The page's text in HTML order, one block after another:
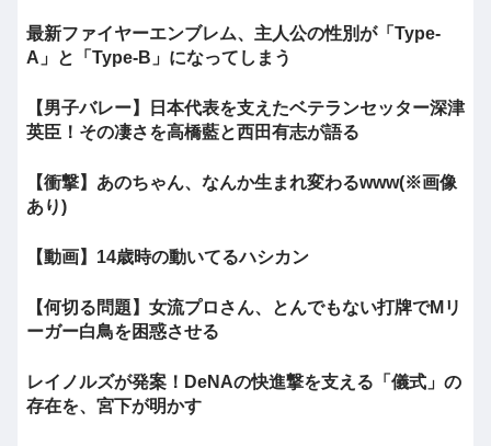
最新ファイヤーエンブレム、主人公の性別が「Type-
A」と「Type-B」になってしまう
【男子バレー】日本代表を支えたベテランセッター深津
英臣！その凄さを高橋藍と西田有志が語る
【衝撃】あのちゃん、なんか生まれ変わるwww(※画像
あり)
【動画】14歳時の動いてるハシカン
【何切る問題】女流プロさん、とんでもない打牌でMリ
ーガー白鳥を困惑させる
レイノルズが発案！DeNAの快進撃を支える「儀式」の
存在を、宮下が明かす